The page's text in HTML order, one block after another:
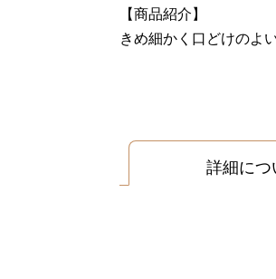
【商品紹介】
きめ細かく口どけのよ
詳細につ